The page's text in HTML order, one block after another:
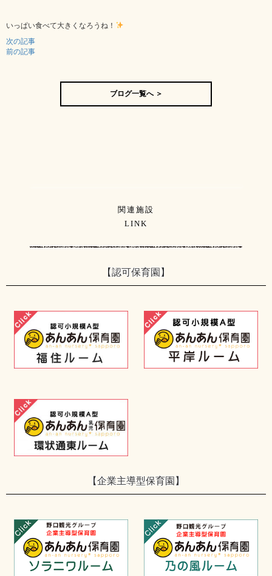
いっぱい食べて大きくなろうね！
次の記事
前の記事
ブログ一覧へ ＞
関連施設
LINK
【認可保育園】
【企業主導型保育園】